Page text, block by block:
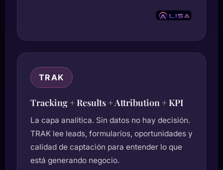
TRAK
Tracking + Results + Attribution + KPI
La capa analítica. Sin datos no hay decisión.
TRAK lee leads, formularios, oportunidades y
calidad de captación para entender lo que
está generando negocio.